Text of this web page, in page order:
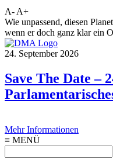
A- A+
Wie unpassend, diesen
wenn er doch ganz klar ein
24. September 2026
Save The Date –
Mehr Informationen
≡ MENÜ